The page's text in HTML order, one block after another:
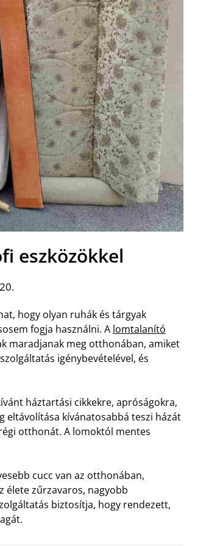
eszközökkel
hogy olyan ruhák és tárgyak
fogja használni. A lomtalanító
maradjanak meg otthonában, amiket
igénybevételével, és
háztartási cikkekre, apróságokra,
eltávolítása kívánatosabbá teszi házát
otthonát. A lomoktól mentes
cucc van az otthonában,
élete zűrzavaros, nagyobb
biztosítja, hogy rendezett,